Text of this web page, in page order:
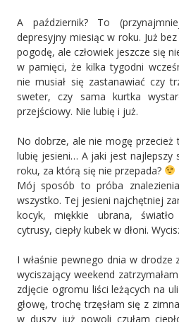
A październik? To
depresyjny miesiąc w roku. Już
pogodę, ale człowiek jeszcze się
w pamięci, że kilka tygodni
nie musiał się zastanawiać czy
sweter, czy sama kurtka
przejściowy. Nie lubię i już.
No dobrze, ale nie mogę przecież
lubię jesieni… A jaki jest najlepszy
roku, za którą się nie przepada?
Mój sposób to próba
wszystko. Tej jesieni najchętniej
kocyk, miękkie ubrana,
cytrusy, ciepły kubek w dłoni.
I właśnie pewnego dnia w drodze
wyciszający weekend
zdjęcie ogromu liści leżących na
głowę, trochę trzęsłam się z
w duszy już powoli czułam